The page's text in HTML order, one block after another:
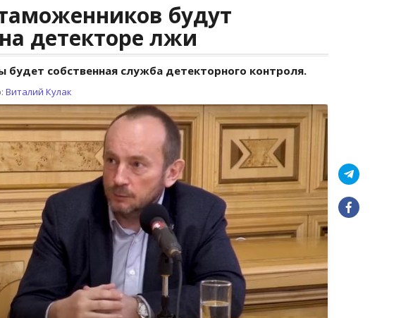
будут
детекторе лжи
собственная служба детекторного контроля.
Виталий Кулак